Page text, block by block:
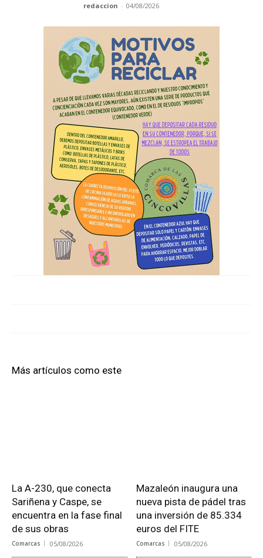
redaccion - 04/08/2026
Más artículos como este
La A-230, que conecta
Sariñena y Caspe, se
encuentra en la fase final
de sus obras
Comarcas 05/08/2026
Mazaleón inaugura una
nueva pista de pádel tras
una inversión de 85.334
euros del FITE
Comarcas 05/08/2026